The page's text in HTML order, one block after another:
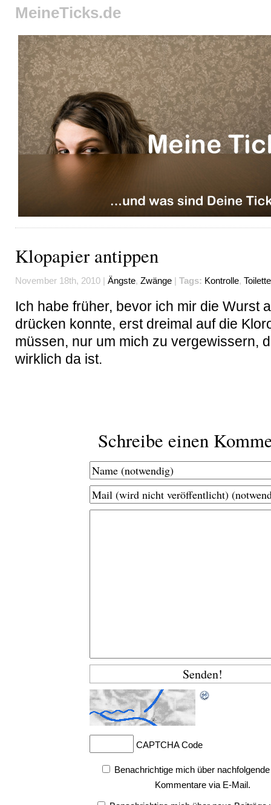
MeineTicks.de
Klopapier antippen
November 18th, 2010 | Ängste, Zwänge | Tags: Kontrolle, Toilette
Ich habe früher, bevor ich mir die Wurst
drücken konnte, erst dreimal auf die
müssen, nur um mich zu vergewissern,
wirklich da ist.
Schreibe einen
CAPTCHA Code
Benachrichtige mich über nachfolgende
Kommentare via E-Mail.